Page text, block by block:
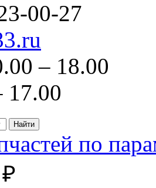
00-27
– 18.00
17.00
Найти
по